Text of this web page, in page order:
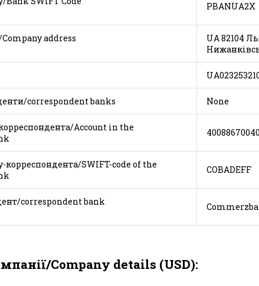
PBANUA2X
Company address
UA 82104
Code
correspondent banks None
Account in the
bank
корреспондента/SWIFT-code of the
COBADEFF
correspondent bank
Company details (USD):